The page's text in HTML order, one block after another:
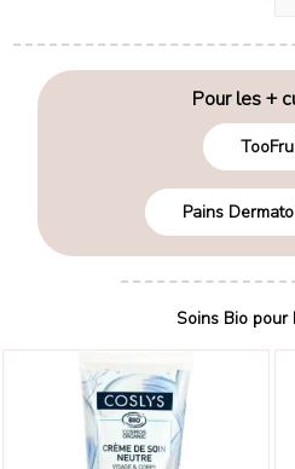
Pour les +
Pains
Soins Bio pour